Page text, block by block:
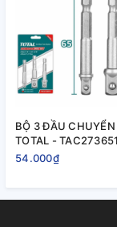
BỘ 3 ĐẦU
TOTAL - TAC273651
54.000₫